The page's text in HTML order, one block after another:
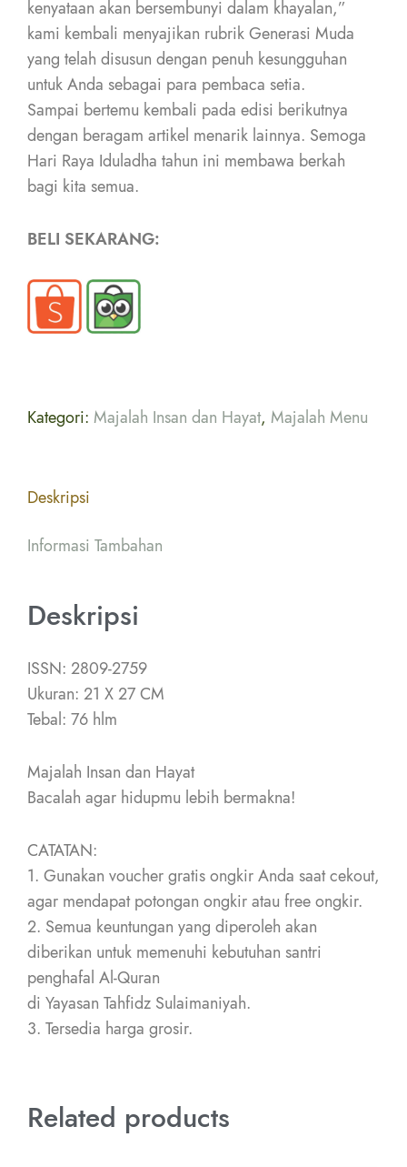
kenyataan akan bersembunyi dalam khayalan,”
kami kembali menyajikan rubrik Generasi Muda
yang telah disusun dengan penuh kesungguhan
untuk Anda sebagai para pembaca setia.
Sampai bertemu kembali pada edisi berikutnya
dengan beragam artikel menarik lainnya. Semoga
Hari Raya Iduladha tahun ini membawa berkah
bagi kita semua.
BELI SEKARANG:
Kategori: Majalah Insan dan Hayat, Majalah Menu
Deskripsi
Informasi Tambahan
Deskripsi
ISSN: 2809-2759
Ukuran: 21 X 27 CM
Tebal: 76 hlm
Majalah Insan dan Hayat
Bacalah agar hidupmu lebih bermakna!
CATATAN:
1. Gunakan voucher gratis ongkir Anda saat cekout,
agar mendapat potongan ongkir atau free ongkir.
2. Semua keuntungan yang diperoleh akan
diberikan untuk memenuhi kebutuhan santri
penghafal Al-Quran
di Yayasan Tahfidz Sulaimaniyah.
3. Tersedia harga grosir.
Related products